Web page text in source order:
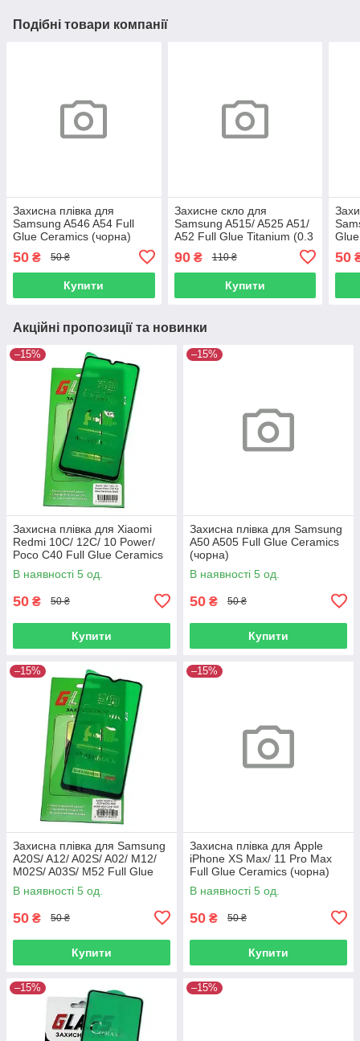
Подібні товари компанії
Захисна плівка для
Samsung A546 A54 Full
Glue Ceramics (чорна)
50 ₴ 50 ₴
Купити
Захисне скло для
Samsung A515/ A525 A51/
A52 Full Glue Titanium (0.3
90₴ 110 ₴
Купити
50
Акційні пропозиції та новинки
–15%
Захисна плівка для Xiaomi
Redmi 10C/ 12C/ 10 Power/
Poco C40 Full Glue Ceramics
(чорна)
В наявності 5 од.
50 ₴ 50 ₴
Купити
–15%
Захисна плівка для Samsung
A50 A505 Full Glue Ceramics
(чорна)
В наявності 5 од.
50 ₴ 50 ₴
Купити
–15%
Захисна плівка для Samsung
A20S/ A12/ A02S/ A02/ M12/
M02S/ A03S/ M52 Full Glue
Ceramics (чорна)
В наявності 5 од.
50 ₴ 50 ₴
Купити
–15%
Захисна плівка для Apple
iPhone XS Max/ 11 Pro Max
Full Glue Ceramics (чорна)
В наявності 5 од.
50 ₴ 50 ₴
Купити
–15% –15%